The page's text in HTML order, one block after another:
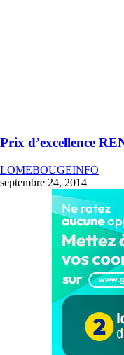
Prix d’excellence
LOMEBOUGEINFO
septembre 24, 2014